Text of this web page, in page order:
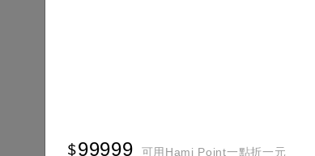
99999 可用Hami Point一點折一元